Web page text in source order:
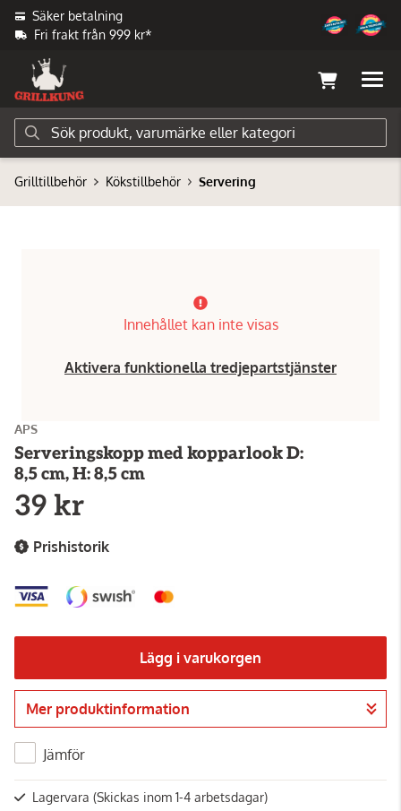
Säker betalning
Fri frakt från 999 kr*
Grilltillbehör Kökstillbehör Servering
Innehållet kan inte visas
Aktivera funktionella tredjepartstjänster
APS
Serveringskopp med kopparlook D:
8,5 cm, H: 8,5 cm
39 kr
Prishistorik
Lägg i varukorgen
Gå till kassan
Mer produktinformation
Jämför
Lagervara (Skickas inom 1-4 arbetsdagar)